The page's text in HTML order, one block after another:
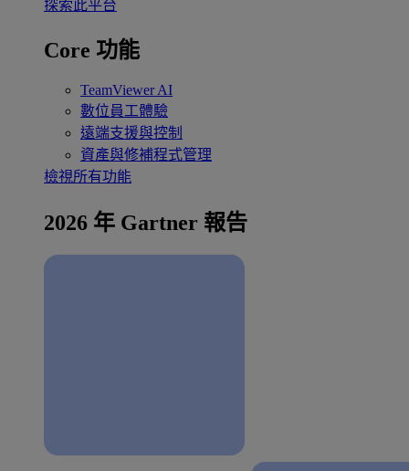
探索此平台
Core 功能
TeamViewer AI
數位員工體驗
遠端支援與控制
資產與修補程式管理
檢視所有功能
2026 年 Gartner 報告